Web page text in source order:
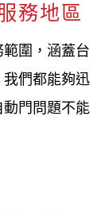
務地區
圍，涵蓋台
們都能夠迅
門問題不能